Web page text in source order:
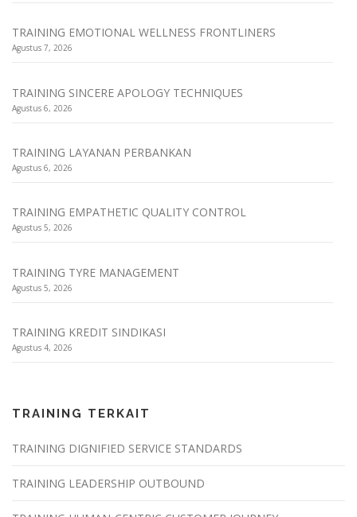
TRAINING EMOTIONAL WELLNESS FRONTLINERS
Agustus 7, 2026
TRAINING SINCERE APOLOGY TECHNIQUES
Agustus 6, 2026
TRAINING LAYANAN PERBANKAN
Agustus 6, 2026
TRAINING EMPATHETIC QUALITY CONTROL
Agustus 5, 2026
TRAINING TYRE MANAGEMENT
Agustus 5, 2026
TRAINING KREDIT SINDIKASI
Agustus 4, 2026
TRAINING TERKAIT
TRAINING DIGNIFIED SERVICE STANDARDS
TRAINING LEADERSHIP OUTBOUND